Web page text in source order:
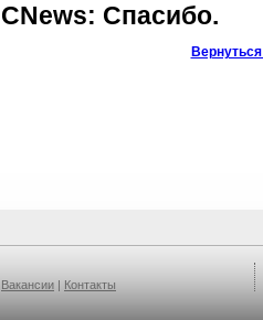
CNews: Спасибо.
Вакансии | Контакты